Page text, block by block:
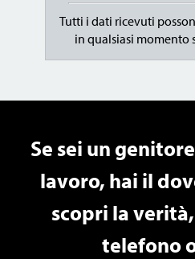
Tutti i dati ricevuti
in qualsiasi momento
Se sei un
lavoro, hai il
scopri la
telefono